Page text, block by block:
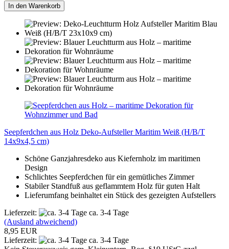
In den Warenkorb
Seepferdchen aus Holz Deko-Aufsteller Maritim Weiß (H/B/T
14x9x4,5 cm)
Schöne Ganzjahresdeko aus Kiefernholz im maritimen
Design
Schlichtes Seepferdchen für ein gemütliches Zimmer
Stabiler Standfuß aus geflammtem Holz für guten Halt
Lieferumfang beinhaltet ein Stück des gezeigten Aufstellers
Lieferzeit:
ca. 3-4 Tage
(Ausland abweichend)
8,95 EUR
Lieferzeit:
ca. 3-4 Tage